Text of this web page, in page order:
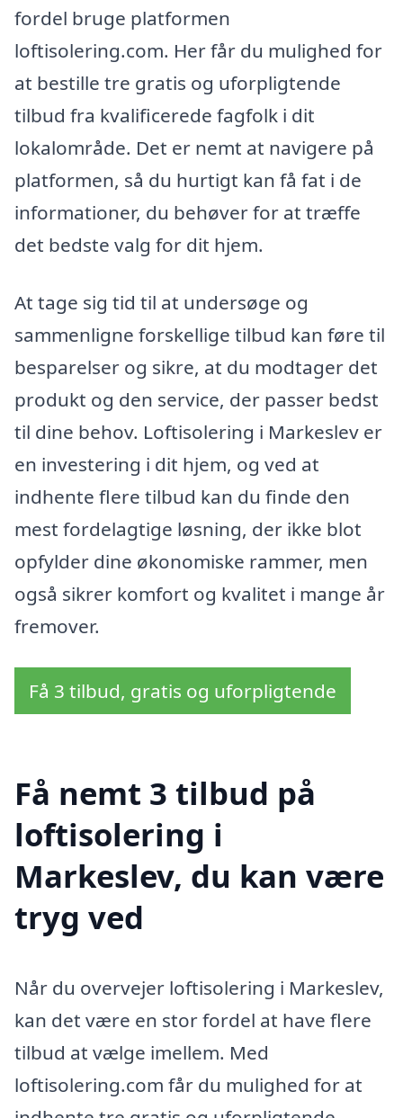
fordel bruge platformen
loftisolering.com. Her får du mulighed for
at bestille tre gratis og uforpligtende
tilbud fra kvalificerede fagfolk i dit
lokalområde. Det er nemt at navigere på
platformen, så du hurtigt kan få fat i de
informationer, du behøver for at træffe
det bedste valg for dit hjem.
At tage sig tid til at undersøge og
sammenligne forskellige tilbud kan føre til
besparelser og sikre, at du modtager det
produkt og den service, der passer bedst
til dine behov. Loftisolering i Markeslev er
en investering i dit hjem, og ved at
indhente flere tilbud kan du finde den
mest fordelagtige løsning, der ikke blot
opfylder dine økonomiske rammer, men
også sikrer komfort og kvalitet i mange år
fremover.
Få 3 tilbud, gratis og uforpligtende
Få nemt 3 tilbud på
loftisolering i
Markeslev, du kan være
tryg ved
Når du overvejer loftisolering i Markeslev,
kan det være en stor fordel at have flere
tilbud at vælge imellem. Med
loftisolering.com får du mulighed for at